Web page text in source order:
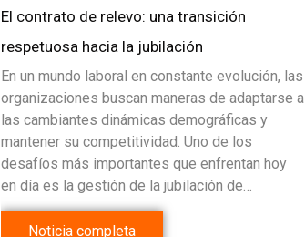
El contrato de relevo: una transición
respetuosa hacia la jubilación
En un mundo laboral en constante evolución, las
organizaciones buscan maneras de adaptarse a
las cambiantes dinámicas demográficas y
mantener su competitividad. Uno de los
desafíos más importantes que enfrentan hoy
en día es la gestión de la jubilación de…
Noticia completa